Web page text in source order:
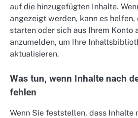
auf die hinzugefügten Inhalte.
angezeigt werden, kann es helfen,
starten oder sich aus Ihrem Konto
anzumelden, um Ihre
aktualisieren.
Was tun, wenn Inhalte nach
fehlen
Wenn Sie feststellen, dass Inhalte